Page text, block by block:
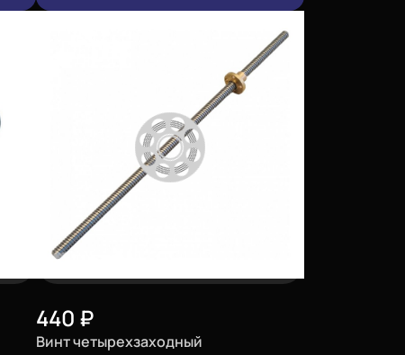
440 ₽
Винт четырехзаходный